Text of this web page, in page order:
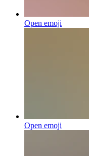
Open emoji
Open emoji